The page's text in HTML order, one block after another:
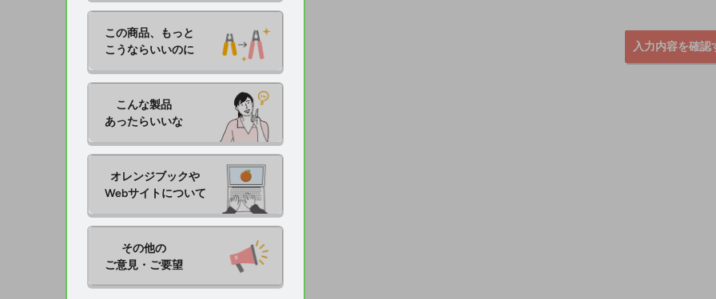
この商品、もっと
こうならいいのに
こんな製品
あったらいいな
オレンジブックや
Webサイトについて
その他の
ご意見・ご要望
入力内容を確認